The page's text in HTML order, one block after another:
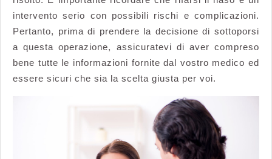
intervento serio con possibili rischi e complicazioni.
Pertanto, prima di prendere la decisione di sottoporsi
a questa operazione, assicuratevi di aver compreso
bene tutte le informazioni fornite dal vostro medico ed
essere sicuri che sia la scelta giusta per voi.